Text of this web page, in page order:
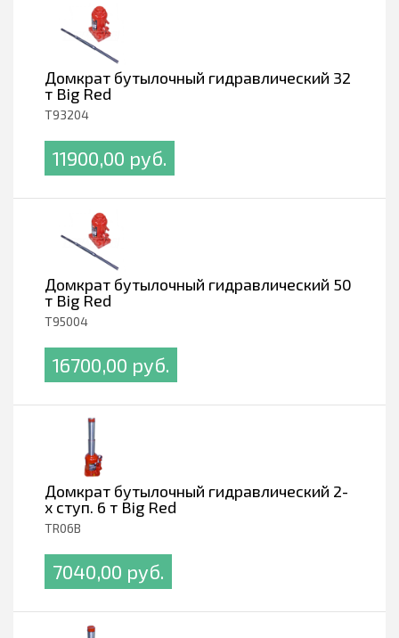
Домкрат бутылочный гидравлический 32
т Big Red
T93204
11900,00 pуб.
Домкрат бутылочный гидравлический 50
т Big Red
T95004
16700,00 pуб.
Домкрат бутылочный гидравлический 2-
х ступ. 6 т Big Red
TR06B
7040,00 pуб.